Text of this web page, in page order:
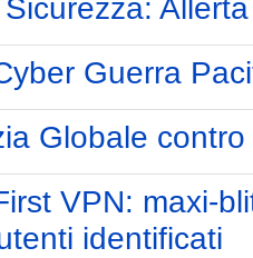
Guerra
Globale
VPN: maxi-
identificati